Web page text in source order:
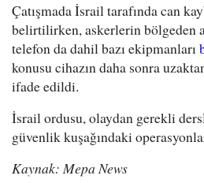
Çatışmada İsrail tarafında can
belirtilirken, askerlerin bölgeden
telefon da dahil bazı ekipmanları
konusu cihazın daha sonra
ifade edildi.
İsrail ordusu, olaydan gerekli
güvenlik kuşağındaki
Kaynak: Mepa News